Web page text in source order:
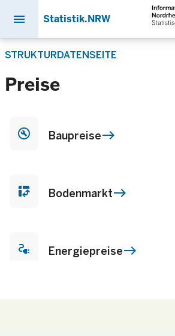
zum
menu Statistik.NRW
STRUKTURDATENSEITE
Preise
build_circle Baupreise
pivot_table_chart Bodenmarkt
electrical_services Energiepreise